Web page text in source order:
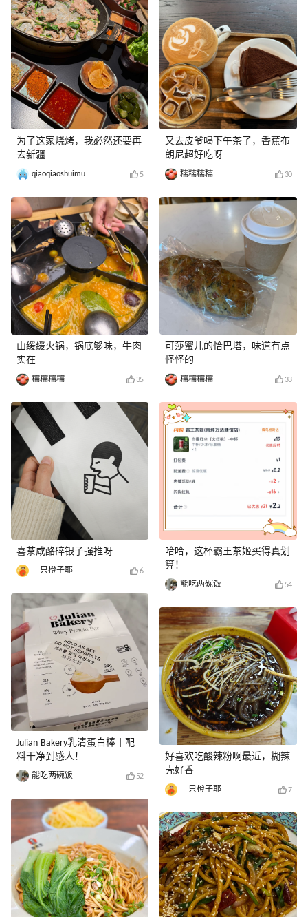
为了这家烧烤，我必然还要再
去新疆
qiaoqiaoshuimu 5
山缓缓火锅，锅底够味，牛肉
实在
糯糯糯糯 35
喜茶咸酪碎银子强推呀
一只橙子耶 6
Julian Bakery乳清蛋白棒 | 配
料干净到感人！
能吃两碗饭 52
又去皮爷喝下午茶了，香蕉布
朗尼超好吃呀
糯糯糯糯 30
可莎蜜儿的恰巴塔，味道有点
怪怪的
糯糯糯糯 33
哈哈，这杯霸王茶姬买得真划
算！
能吃两碗饭 54
好喜欢吃酸辣粉啊最近，糊辣
壳好香
一只橙子耶 7